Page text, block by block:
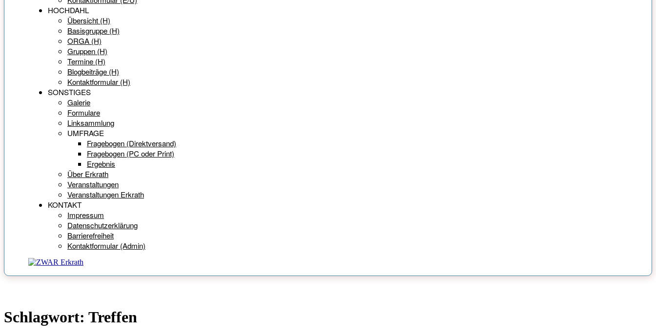
HOCHDAHL
Übersicht (H)
Basisgruppe (H)
ORGA (H)
Gruppen (H)
Termine (H)
Blogbeiträge (H)
Kontaktformular (H)
SONSTIGES
Galerie
Formulare
Linksammlung
UMFRAGE
Fragebogen (Direktversand)
Fragebogen (PC oder Print)
Ergebnis
Über Erkrath
Veranstaltungen
Veranstaltungen Erkrath
KONTAKT
Impressum
Datenschutzerklärung
Barrierefreiheit
Kontaktformular (Admin)
Schlagwort: Treffen